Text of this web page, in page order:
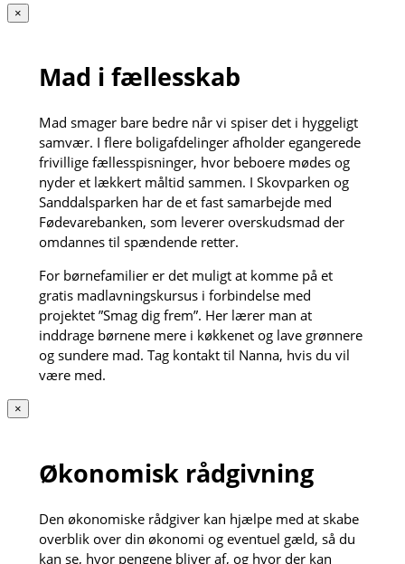
×
Mad i fællesskab
Mad smager bare bedre når vi spiser det i hyggeligt
samvær. I flere boligafdelinger afholder egangerede
frivillige fællesspisninger, hvor beboere mødes og
nyder et lækkert måltid sammen. I Skovparken og
Sanddalsparken har de et fast samarbejde med
Fødevarebanken, som leverer overskudsmad der
omdannes til spændende retter.
For børnefamilier er det muligt at komme på et
gratis madlavningskursus i forbindelse med
projektet ”Smag dig frem”. Her lærer man at
inddrage børnene mere i køkkenet og lave grønnere
og sundere mad. Tag kontakt til Nanna, hvis du vil
være med.
×
Økonomisk rådgivning
Den økonomiske rådgiver kan hjælpe med at skabe
overblik over din økonomi og eventuel gæld, så du
kan se, hvor pengene bliver af, og hvor der kan